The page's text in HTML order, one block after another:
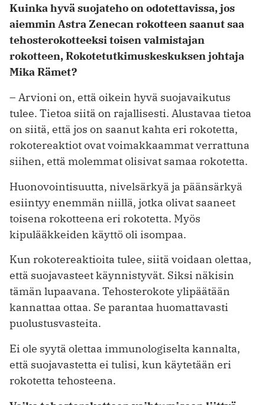
Kuinka hyvä suojateho on odotettavissa, jos
aiemmin Astra Zenecan rokotteen saanut saa
tehosterokotteeksi toisen valmistajan
rokotteen, Rokotetutkimuskeskuksen johtaja
Mika Rämet?
– Arvioni on, että oikein hyvä suojavaikutus
tulee. Tietoa siitä on rajallisesti. Alustavaa tietoa
on siitä, että jos on saanut kahta eri rokotetta,
rokotereaktiot ovat voimakkaammat verrattuna
siihen, että molemmat olisivat samaa rokotetta.
Huonovointisuutta, nivelsärkyä ja päänsärkyä
esiintyy enemmän niillä, jotka olivat saaneet
toisena rokotteena eri rokotetta. Myös
kipulääkkeiden käyttö oli isompaa.
Kun rokotereaktioita tulee, siitä voidaan olettaa,
että suojavasteet käynnistyvät. Siksi näkisin
tämän lupaavana. Tehosterokote ylipäätään
kannattaa ottaa. Se parantaa huomattavasti
puolustusvasteita.
Ei ole syytä olettaa immunologiselta kannalta,
että suojavastetta ei tulisi, kun käytetään eri
rokotetta tehosteena.